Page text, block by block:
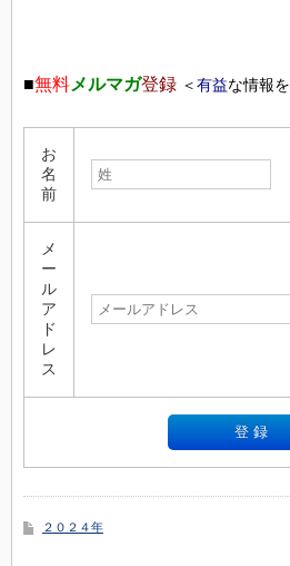
■無料メルマガ登録 ＜有益な情報を
お
名
前
メ
ー
ル
ア
ド
レ
ス
２０２４年